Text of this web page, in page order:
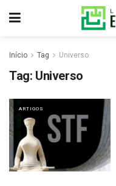
Início Tag Universo
Tag: Universo
ARTIGOS